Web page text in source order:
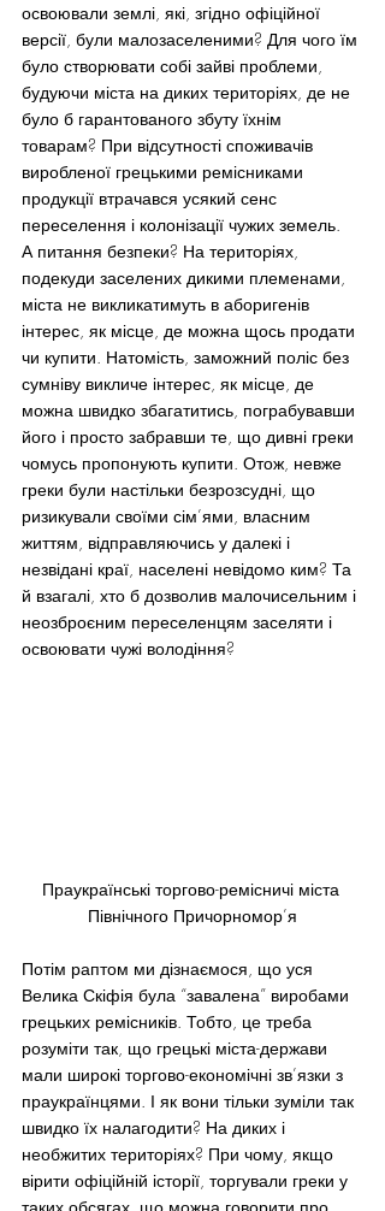
освоювали землі, які, згідно офіційної
версії, були малозаселеними? Для чого їм
було створювати собі зайві проблеми,
будуючи міста на диких територіях, де не
було б гарантованого збуту їхнім
товарам? При відсутності споживачів
виробленої грецькими ремісниками
продукції втрачався усякий сенс
переселення і колонізації чужих земель.
А питання безпеки? На територіях,
подекуди заселених дикими племенами,
міста не викликатимуть в аборигенів
інтерес, як місце, де можна щось продати
чи купити. Натомість, заможний поліс без
сумніву викличе інтерес, як місце, де
можна швидко збагатитись, пограбувавши
його і просто забравши те, що дивні греки
чомусь пропонують купити. Отож, невже
греки були настільки безрозсудні, що
ризикували своїми сім’ями, власним
життям, відправляючись у далекі і
незвідані краї, населені невідомо ким? Та
й взагалі, хто б дозволив малочисельним і
неозброєним переселенцям заселяти і
освоювати чужі володіння?
Праукраїнські торгово-ремісничі міста
Північного Причорномор’я
Потім раптом ми дізнаємося, що уся
Велика Скіфія була “завалена” виробами
грецьких ремісників. Тобто, це треба
розуміти так, що грецькі міста-держави
мали широкі торгово-економічні зв’язки з
праукраїнцями. І як вони тільки зуміли так
швидко їх налагодити? На диких і
необжитих територіях? При чому, якщо
вірити офіційній історії, торгували греки у